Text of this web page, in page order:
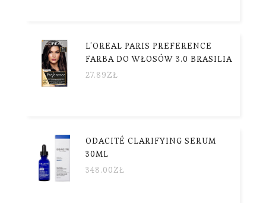
L’OREAL PARIS PREFERENCE
FARBA DO WŁOSÓW 3.0 BRASILIA
27.89ZŁ
ODACITÉ CLARIFYING SERUM
30ML
348.00ZŁ